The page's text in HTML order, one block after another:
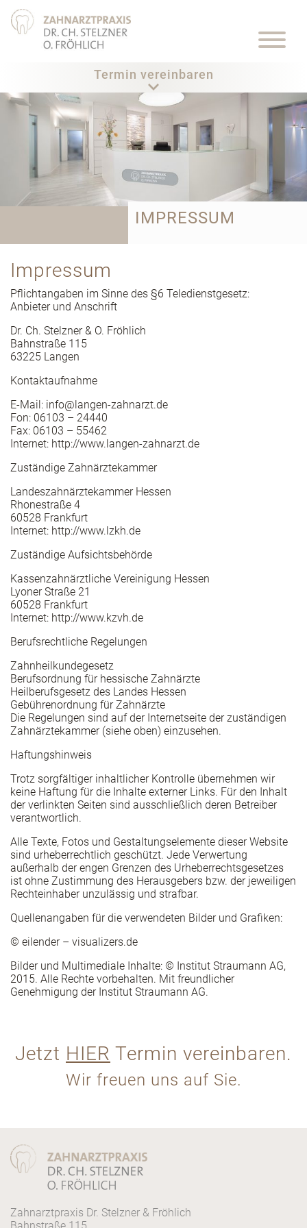
Termin vereinbaren
IMPRESSUM
Impressum
Pflichtangaben im Sinne des §6 Teledienstgesetz:
Anbieter und Anschrift
Dr. Ch. Stelzner & O. Fröhlich
Bahnstraße 115
63225 Langen
Kontaktaufnahme
E-Mail: info@langen-zahnarzt.de
Fon: 06103 – 24440
Fax: 06103 – 55462
Internet: http://www.langen-zahnarzt.de
Zuständige Zahnärztekammer
Landeszahnärztekammer Hessen
Rhonestraße 4
60528 Frankfurt
Internet: http://www.lzkh.de
Zuständige Aufsichtsbehörde
Kassenzahnärztliche Vereinigung Hessen
Lyoner Straße 21
60528 Frankfurt
Internet: http://www.kzvh.de
Berufsrechtliche Regelungen
Zahnheilkundegesetz
Berufsordnung für hessische Zahnärzte
Heilberufsgesetz des Landes Hessen
Gebührenordnung für Zahnärzte
Die Regelungen sind auf der Internetseite der zuständigen
Zahnärztekammer (siehe oben) einzusehen.
Haftungshinweis
Trotz sorgfältiger inhaltlicher Kontrolle übernehmen wir
keine Haftung für die Inhalte externer Links. Für den Inhalt
der verlinkten Seiten sind ausschließlich deren Betreiber
verantwortlich.
Alle Texte, Fotos und Gestaltungselemente dieser Website
sind urheberrechtlich geschützt. Jede Verwertung
außerhalb der engen Grenzen des Urheberrechtsgesetzes
ist ohne Zustimmung des Herausgebers bzw. der jeweiligen
Rechteinhaber unzulässig und strafbar.
Quellenangaben für die verwendeten Bilder und Grafiken:
© eilender – visualizers.de
Bilder und Multimediale Inhalte: © Institut Straumann AG,
2015. Alle Rechte vorbehalten. Mit freundlicher
Genehmigung der Institut Straumann AG.
Jetzt HIER Termin vereinbaren.
Wir freuen uns auf Sie.
Zahnarztpraxis Dr. Stelzner & Fröhlich